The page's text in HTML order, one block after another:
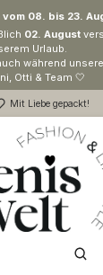
08. bis 23.
02. August
Urlaub.
während
Otti & Team 🤍
Mit Liebe gepackt!